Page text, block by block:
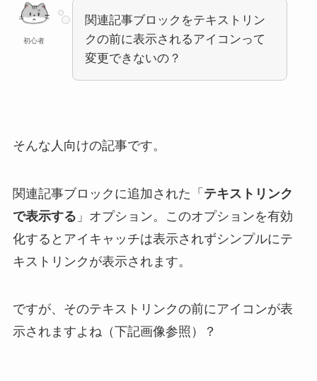
初心者
関連記事ブロックをテキストリン
クの前に表示されるアイコンって
変更できないの？
そんな人向けの記事です。
関連記事ブロックに追加された「 テキストリンク
で表示する 」オプション。このオプションを有効
化するとアイキャッチは表示されずシンプルにテ
キストリンクが表示されます。
ですが、そのテキストリンクの前にアイコンが表
示されますよね（下記画像参照）？